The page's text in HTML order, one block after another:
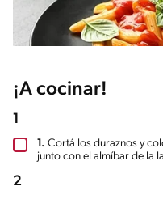
¡A cocinar!
1
1. Cortá los duraznos y
junto con el almíbar de la
2